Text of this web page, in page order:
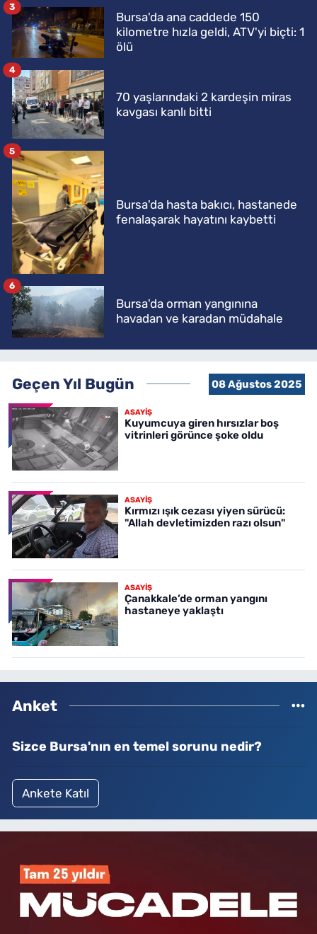
Bursa'da ana caddede 150
kilometre hızla geldi, ATV'yi biçti: 1
ölü
3
70 yaşlarındaki 2 kardeşin miras
kavgası kanlı bitti
4
Bursa'da hasta bakıcı, hastanede
fenalaşarak hayatını kaybetti
5
Bursa'da orman yangınına
havadan ve karadan müdahale
6
Geçen Yıl Bugün 08 Ağustos 2025
ASAYİŞ
Kuyumcuya giren hırsızlar boş
vitrinleri görünce şoke oldu
ASAYİŞ
Kırmızı ışık cezası yiyen sürücü:
"Allah devletimizden razı olsun"
ASAYİŞ
Çanakkale’de orman yangını
hastaneye yaklaştı
Anket
Sizce Bursa'nın en temel sorunu nedir?
Ankete Katıl